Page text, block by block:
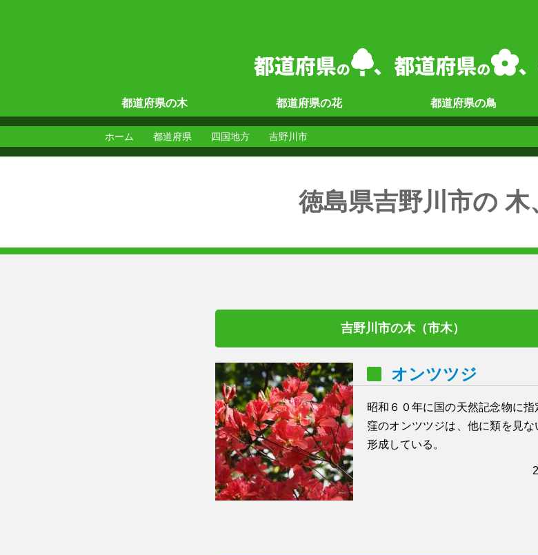
都道府県の木 都道府県の花 都道府県の鳥
ホーム 都道府県 四国地方 吉野川市
徳島県吉野川市の 木
吉野川市の木（市木）
オンツツジ
昭和６０年に国の天然記念物に指
窪のオンツツジは、他に類を見な
形成している。